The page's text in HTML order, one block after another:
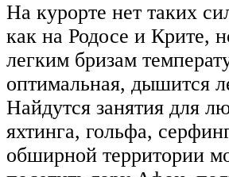
На курорте нет таких
как на Родосе и Крите,
легким бризам
оптимальная, дышится
Найдутся занятия для
яхтинга, гольфа,
обширной территории